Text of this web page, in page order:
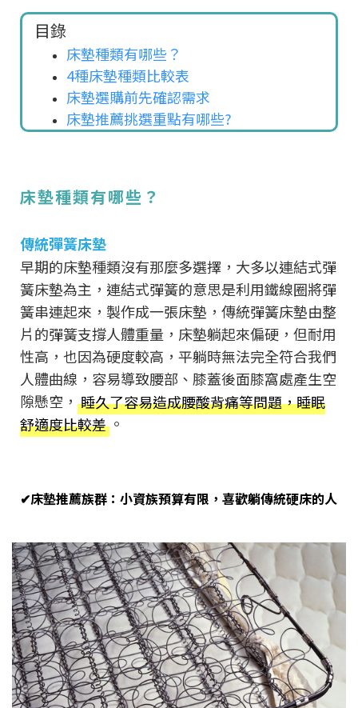
目錄
床墊種類有哪些？
4種床墊種類比較表
床墊選購前先確認需求
床墊推薦挑選重點有哪些?
床墊種類有哪些？
傳統彈簧床墊
早期的床墊種類沒有那麼多選擇，大多以連結式彈
簧床墊為主，連結式彈簧的意思是利用鐵線圈將彈
簧串連起來，製作成一張床墊，傳統彈簧床墊由整
片的彈簧支撐人體重量，床墊躺起來偏硬，但耐用
性高，也因為硬度較高，平躺時無法完全符合我們
人體曲線，容易導致腰部、膝蓋後面膝窩處產生空
隙懸空， 睡久了容易造成腰酸背痛等問題，睡眠
舒適度比較差。
✔床墊推薦族群：小資族預算有限，喜歡躺傳統硬床的人